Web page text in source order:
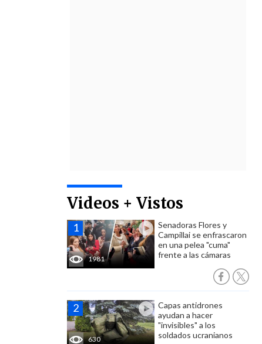
Videos + Vistos
1981
Senadoras Flores y
Campillai se enfrascaron
en una pelea "cuma"
frente a las cámaras
630
Capas antidrones
ayudan a hacer
"invisibles" a los
soldados ucranianos